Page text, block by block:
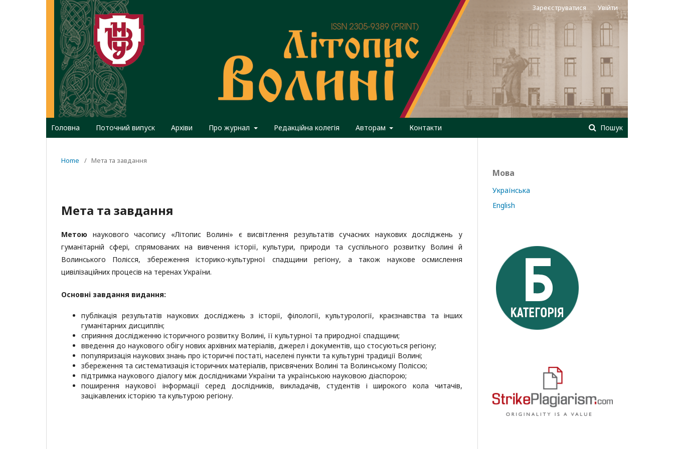
Головна Поточний випуск Архіви Про журнал Редакційна колегія Авторам Контакти Пошук
Зареєструватися Увійти
Home / Мета та завдання
Мета та завдання
Метою наукового часопису «Літопис Волині» є висвітлення результатів сучасних наукових досліджень у
гуманітарній сфері, спрямованих на вивчення історії, культури, природи та суспільного розвитку Волині й
Волинського Полісся, збереження історико-культурної спадщини регіону, а також наукове осмислення
цивілізаційних процесів на теренах України.
Основні завдання видання:
публікація результатів наукових досліджень з історії, філології, культурології, краєзнавства та інших
гуманітарних дисциплін;
сприяння дослідженню історичного розвитку Волині, її культурної та природної спадщини;
введення до наукового обігу нових архівних матеріалів, джерел і документів, що стосуються регіону;
популяризація наукових знань про історичні постаті, населені пункти та культурні традиції Волині;
збереження та систематизація історичних матеріалів, присвячених Волині та Волинському Поліссю;
підтримка наукового діалогу між дослідниками України та українською науковою діаспорою;
поширення наукової інформації серед дослідників, викладачів, студентів і широкого кола читачів,
зацікавлених історією та культурою регіону.
Мова
Українська
English